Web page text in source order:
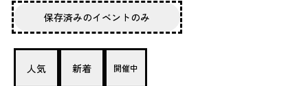
保存済みのイベントのみ
人気 新着 開催中